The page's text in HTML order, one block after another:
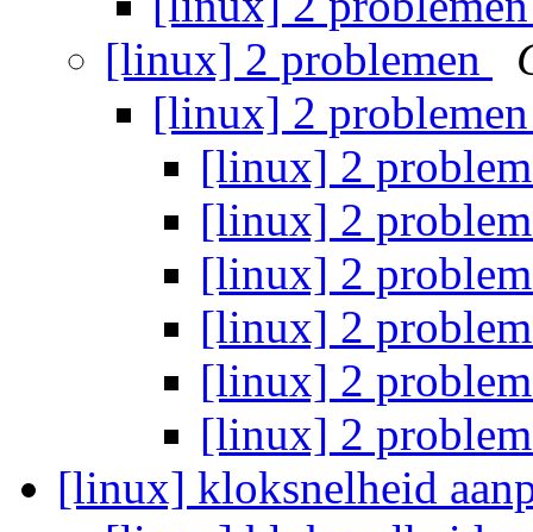
[linux] 2 problemen
[linux] 2
[linux] 2
[linux] 2
[linux] 2
[linux] 2
[linux] 2
[linux] 2
[linux] kloksnelheid